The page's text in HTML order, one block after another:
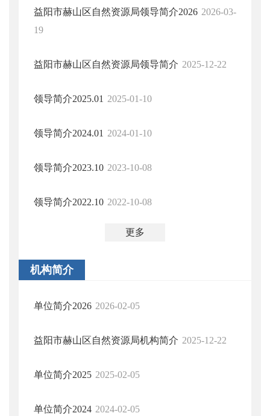
益阳市赫山区自然资源局领导简介2026 2026-03-
19
益阳市赫山区自然资源局领导简介 2025-12-22
领导简介2025.01 2025-01-10
领导简介2024.01 2024-01-10
领导简介2023.10 2023-10-08
领导简介2022.10 2022-10-08
更多
机构简介
单位简介2026 2026-02-05
益阳市赫山区自然资源局机构简介 2025-12-22
单位简介2025 2025-02-05
单位简介2024 2024-02-05